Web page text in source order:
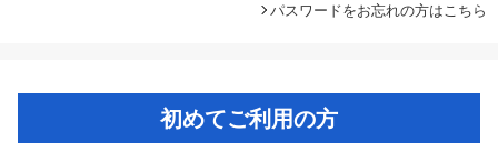
パスワードをお忘れの方はこちら
初めてご利用の方